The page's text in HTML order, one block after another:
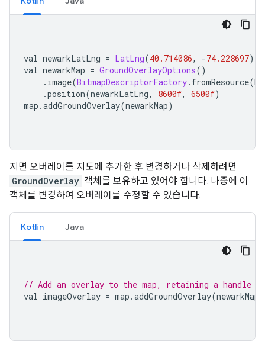
val newarkLatLng = LatLng(40.714086, -74.228697)
val newarkMap = GroundOverlayOptions()
. image(BitmapDescriptorFactory. fromResource(R
.position(newarkLatLng, 8600f, 6500f)
map .addGroundOverlay(newarkMap)
지면 오버레이를 지도에 추가한 후 변경하거나 삭제하려면
GroundOverlay 객체를 보유하고 있어야 합니다. 나중에 이
객체를 변경하여 오버레이를 수정할 수 있습니다.
Kotlin Java
// Add an overlay to the map, retaining a handle
val imageOverlay = map .addGroundOverlay(newarkMap